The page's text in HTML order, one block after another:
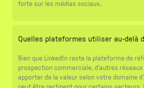
forte sur les médias sociaux.
Quelles plateformes utiliser au-delà
Bien que LinkedIn reste la plateforme de
prospection commerciale, d'autres
apporter de la valeur selon votre domaine